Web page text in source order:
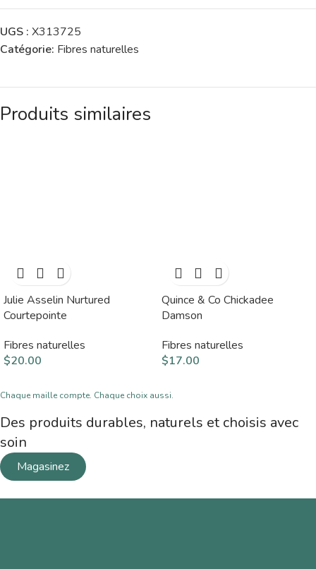
UGS : X313725
Catégorie: Fibres naturelles
Produits similaires
Julie Asselin Nurtured
Courtepointe
Fibres naturelles
$20.00
Quince & Co Chickadee
Damson
Fibres naturelles
$17.00
Chaque maille compte. Chaque choix aussi.
Des produits durables, naturels et choisis avec
soin
Magasinez